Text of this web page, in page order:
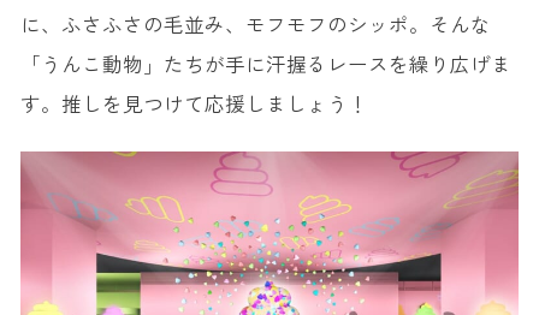
に、ふさふさの毛並み、モフモフのシッポ。そんな
「うんこ動物」たちが手に汗握るレースを繰り広げま
す。推しを見つけて応援しましょう！